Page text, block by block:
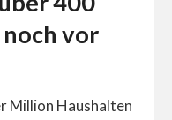
vor
Million Haushalten